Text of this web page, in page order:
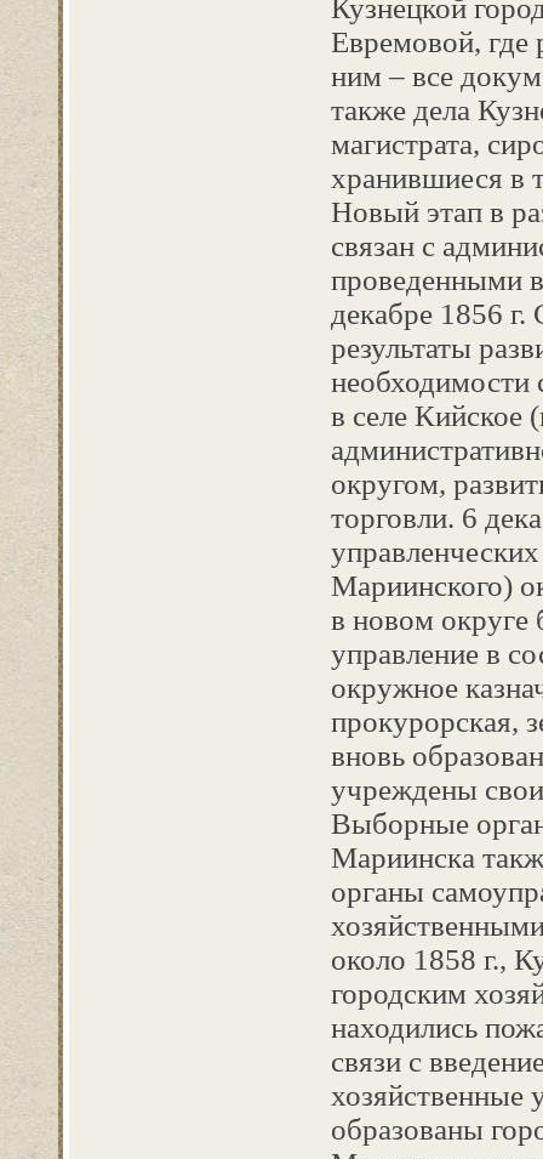
Кузнецкой
Евремовой, где
ним – все
также дела
магистрата,
хранившиеся в
Новый этап в
связан с
проведенными
декабре 1856
результаты
необходимости
в селе Кийское
округом,
торговли. 6
Мариинского)
в новом
управление в
окружное
прокурорская,
вновь
учреждены
Выборные
Мариинска
органы
около 1858 г.,
городским
находились
связи с
хозяйственные
образованы